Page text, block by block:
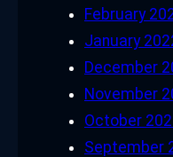
February
January
December
November
October
September